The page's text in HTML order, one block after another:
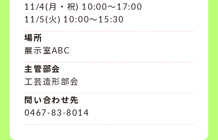
11/4(月・祝) 10:00〜17:00
11/5(火) 10:00〜15:30
場所
展示室ABC
主管部会
工芸造形部会
問い合わせ先
0467-83-8014